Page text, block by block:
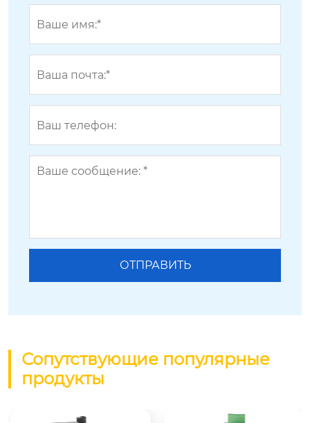
Сопутствующие популярные
продукты